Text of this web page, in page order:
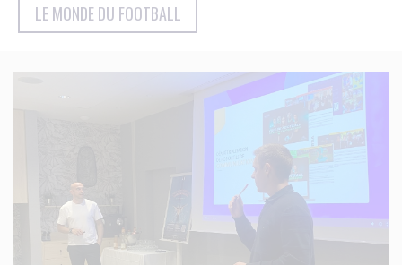
LE MONDE DU FOOTBALL